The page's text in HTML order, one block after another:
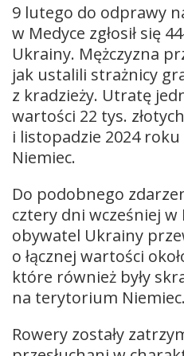
9 lutego do odprawy
w Medyce zgłosił się
Ukrainy. Mężczyzna
jak ustalili strażnicy
z kradzieży. Utratę
wartości 22 tys.
i listopadzie 2024
Niemiec.
Do podobnego
cztery dni wcześniej w
obywatel Ukrainy
o łącznej wartości
które również były
na terytorium Niemiec.
Rowery zostały